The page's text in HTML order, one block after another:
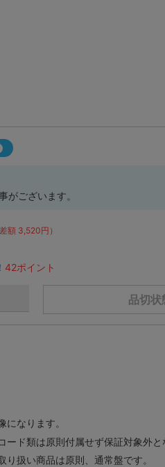
がございます。
額 3,520円）
42ポイント
品切状
なります。
ド類は原則付属せず保証対象外と
扱い商品は原則、通常盤です。